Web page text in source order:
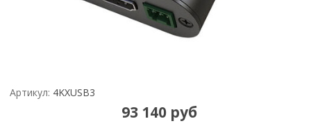
Артикул: 4KXUSB3
93 140 руб